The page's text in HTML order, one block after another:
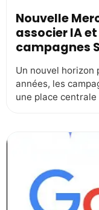
Nouvelle
associer IA
campagnes
Un nouvel horizon
années, les
une place
souvent plus